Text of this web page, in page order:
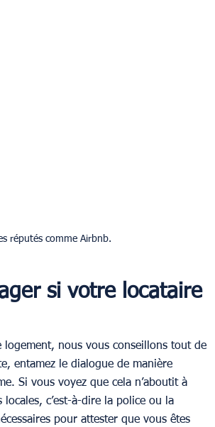
réputés comme Airbnb.
si votre locataire
nous vous conseillons tout de
entamez le dialogue de manière
Si vous voyez que cela n’aboutit à
c’est-à-dire la police ou la
pour attester que vous êtes